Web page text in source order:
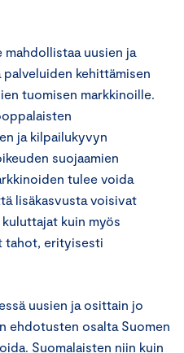
mahdollistaa uusien ja
kehittämisen
tuomisen markkinoille.
ja kilpailukyvyn
suojaamien
tulee voida
lisäkasvusta voisivat
kuin myös
tahot, erityisesti
uusien ja osittain jo
ehdotusten osalta Suomen
Suomalaisten niin kuin